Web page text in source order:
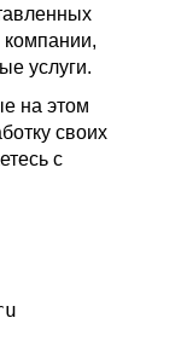
услуги.
на этом
своих
с